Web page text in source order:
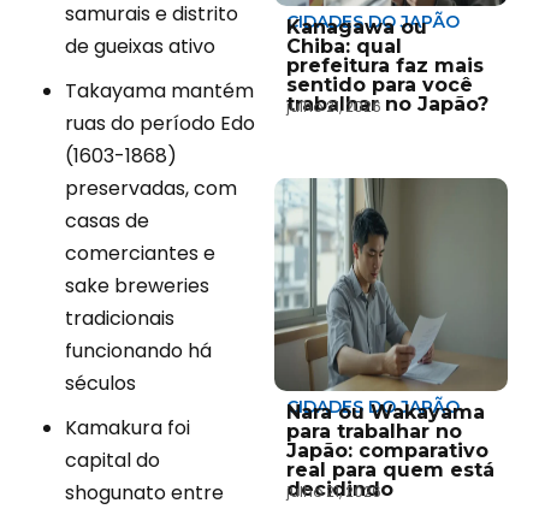
samurais e distrito
de gueixas ativo
Takayama mantém
ruas do período Edo
(1603-1868)
preservadas, com
casas de
comerciantes e
sake breweries
tradicionais
funcionando há
séculos
Kamakura foi
capital do
shogunato entre
CIDADES DO JAPÃO
Kanagawa ou
Chiba: qual
prefeitura faz mais
sentido para você
trabalhar no Japão?
julho 21, 2026
CIDADES DO JAPÃO
Nara ou Wakayama
para trabalhar no
Japão: comparativo
real para quem está
decidindo
julho 21, 2026